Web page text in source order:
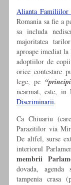
Alianta Familiilor
Romania sa fie a
sa includa
majoritatea
aproape imediat
adoptiilor de copii
orice contestare
lege, pe
nearmat, este, in
Discriminarii.
Ca Chiuariu
Parazitilor via
De altfel, surse
interiorul
membrii
dovada, agenda
tampenia crasa